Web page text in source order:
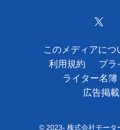
お問い合せ
このメディアにつ
利用規約
プラ
ライター名簿
広告掲
© 2023- 株式会社モータ